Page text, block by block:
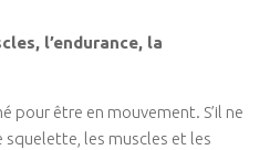
Gluten
l’endurance, la
pour être en mouvement. S’il ne
les muscles et les